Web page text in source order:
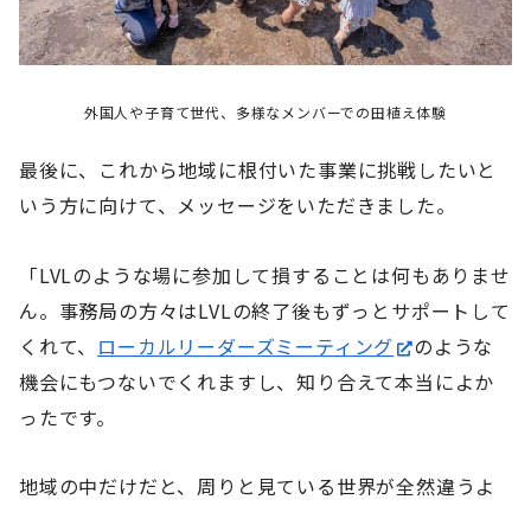
外国人や子育て世代、多様なメンバーでの田植え体験
最後に、これから地域に根付いた事業に挑戦したいと
いう方に向けて、メッセージをいただきました。
「LVLのような場に参加して損することは何もありませ
ん。事務局の方々はLVLの終了後もずっとサポートして
くれて、 ローカルリーダーズミーティング
のような
機会にもつないでくれますし、知り合えて本当によか
ったです。
地域の中だけだと、周りと見ている世界が全然違うよ